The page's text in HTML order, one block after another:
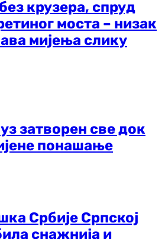
крузера, спруд
моста – низак
мијења слику
затворен све док
понашање
Србије Српској
снажнија и